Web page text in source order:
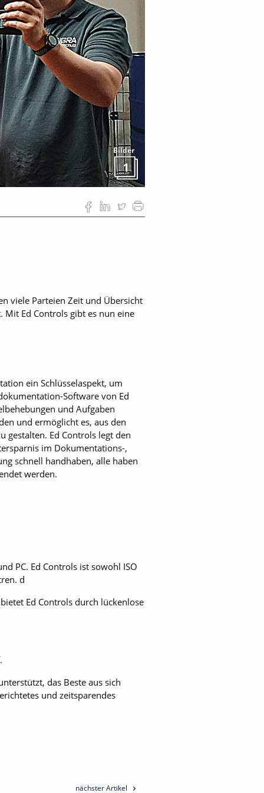
Bilder
1
viele Parteien Zeit und Übersicht
Ed Controls gibt es nun eine
ein Schlüsselaspekt, um
Software von Ed
und Aufgaben
und ermöglicht es, aus den
gestalten. Ed Controls legt den
im Dokumentations-,
schnell handhaben, alle haben
werden.
PC. Ed Controls ist sowohl ISO
d
Ed Controls durch lückenlose
das Beste aus sich
und zeitsparendes
nächster Artikel